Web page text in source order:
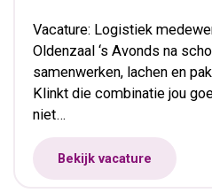
Vacature: Logistiek
Oldenzaal ‘s Avonds na
samenwerken, lachen en
Klinkt die combinatie jou
niet…
Bekijk vacature